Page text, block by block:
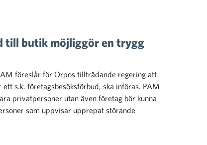
till butik möjliggör en trygg
föreslår för Orpos tillträdande regering att
s.k. företagsbesöksförbud, ska införas. PAM
privatpersoner utan även företag bör kunna
som uppvisar upprepat störande